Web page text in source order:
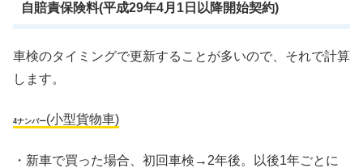
自賠責保険料(平成29年4月1日以降開始契約)
車検のタイミングで更新することが多いので、それで計算
します。
4ナンバー(小型貨物車)
・新車で買った場合、初回車検→2年後。以後1年ごとに